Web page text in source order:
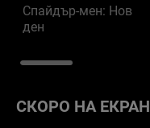
Спайдър-мен: Нов
ден
СКОРО НА ЕКРАН